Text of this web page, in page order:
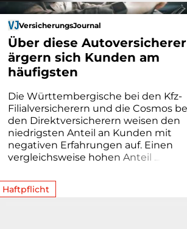
VersicherungsJournal
Über diese Autoversicherer
ärgern sich Kunden am
häufigsten
Die Württembergische bei den Kfz-
Filialversicherern und die Cosmos
den Direktversicherern weisen den
niedrigsten Anteil an Kunden mit
negativen Erfahrungen auf. Einen
vergleichsweise hohen Anteil ..
Haftpflicht